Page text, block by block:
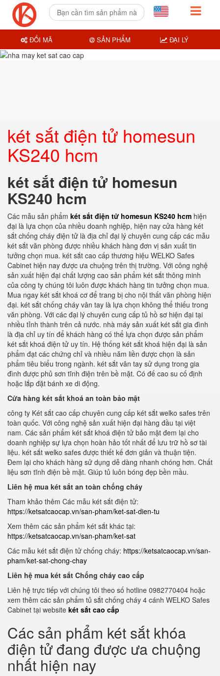
két sắt điện tử homesun
KS240 hcm
két sắt điện tử homesun
KS240 hcm
Các mẫu sản phẩm két sắt điện tử homesun KS240 hcm hiện
đại là lựa chọn của nhiều doanh nghiệp, hiện nay cửa hàng két
sắt chống cháy điện tử là địa chỉ đại lý chuyên cung cấp các mẫu
két sắt văn phòng được nhiều khách hàng đơn vị sản xuất tin
tưởng chọn mua. két sắt cao cấp thương hiệu WELKO Safes
Cabinet hiện nay được ưa chuộng trên thị trường. Với công nghệ
sản xuất hiện đại chất lượng cao sản phẩm két sắt thông minh
của công ty chúng tôi luôn được khách hàng tin tưởng chọn mua.
Mua ngay két sắt khoá cơ để trang bị cho nội thất văn phòng hiện
đại. két sắt chống cháy vân tay là lựa chọn không thể thiếu trong
văn phòng. Với các đại lý chuyên cung cấp tủ hồ sơ hiện đại tại
nhiều tỉnh thành trên cả nước. nhà máy sản xuất két sắt gia đình
là địa chỉ uy tín để khách hàng có thể lựa chọn được sản phẩm
két sắt khoá điện tử uy tín. Hệ thống két sắt khoá hiện đại là sản
phẩm đạt các chứng chỉ và nhiều năm liền được chọn là sản
phẩm tiêu biểu trong ngành. két sắt vân tay sử dụng trong gia
đình được phủ sơn tĩnh điện trên bề mặt. Có đế cao su cố định
hoặc lắp đặt bánh xe di động.
Cửa hàng két sắt khoá an toàn bảo mật
công ty Két sắt cao cấp chuyên cung cấp két sắt welko safes trên
toàn quốc. Với công nghệ sản xuất hiện đại hàng đầu tại việt
nam. Các sản phẩm két sắt khoá điện tử bảo mật đem lại cho
doanh nghiệp sự lựa chọn hoàn hảo tốt nhất để lưu trữ hồ sơ tài
liệu. két sắt welko safes được thiết kế đơn giản và thuận tiện.
Đem lại cho khách hàng sử dụng dễ dàng nhanh chóng hơn. Chất
liệu sơn tĩnh điện bề mặt. Giúp tủ luôn bóng đẹp bền mầu.
Liên hệ mua két sắt an toàn chống cháy
Tham khảo thêm Các mẫu két sắt điện tử:
https://ketsatcaocap.vn/san-pham/ket-sat-dien-tu
Xem thêm các sản phẩm két sắt khác tại:
https://ketsatcaocap.vn/san-pham/ket-sat
Các mẫu két sắt điện tử chống cháy: https://ketsatcaocap.vn/san-
pham/ket-sat-chong-chay
Liên hệ mua két sắt Chống cháy cao cấp
Liên hệ trực tiếp với chúng tôi theo số hotline 0982770404 hoặc
xem thêm các sản phẩm tủ sắt chống cháy 4 cánh WELKO Safes
Cabinet tại website két sắt cao cấp
Các sản phẩm két sắt khóa
điện tử đang được ưa chuộng
nhất hiện nay
ĐỔI MÃ SẢN PHẨM ĐẠI LÝ